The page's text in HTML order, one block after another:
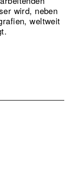
wird, neben
weltweit